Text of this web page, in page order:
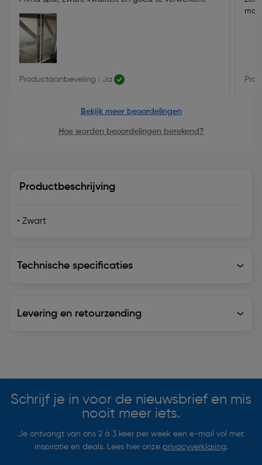
Productaanbeveling : Ja
Bekijk meer beoordelingen
Hoe worden beoordelingen berekend?
Productbeschrijving
• Zwart
Technische specificaties
Levering en retourzending
Schrijf je in voor de nieuwsbrief en mis
nooit meer iets.
Je ontvangt van ons 2 à 3 keer per week een e-mail vol met
inspiratie en deals. Lees hier onze privacyverklaring.